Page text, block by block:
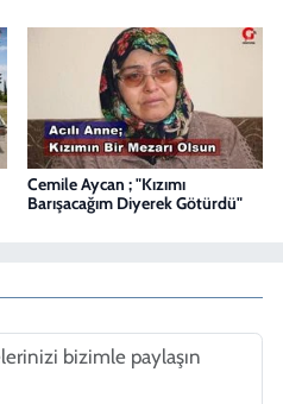
Cemile Aycan ; "Kızımı
Barışacağım Diyerek Götürdü"